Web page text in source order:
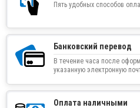
Пять удобных способов
Банковский перевод
В течение часа после
указанную электронную
Оплата наличными